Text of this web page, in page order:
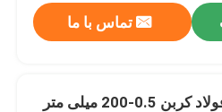
تماس با ما
ورق فولاد کربن 0.5-200 میلی متر